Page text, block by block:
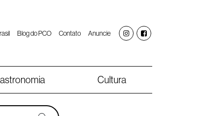
Blog do PCO Contato Anuncie
Cultura